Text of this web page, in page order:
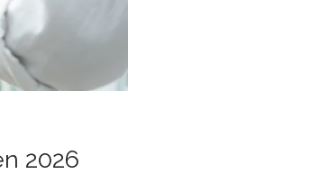
2026